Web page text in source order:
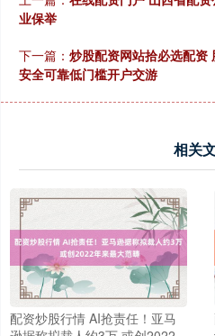
业保举
下一篇： 炒股配资网站拾必选配资
安全可靠低门槛开户交游
相关
配资炒股行情 AI抢责任！亚马